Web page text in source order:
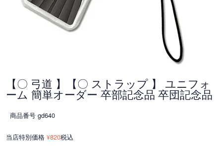
【〇 弓道 】【〇 ストラップ 】 ユニフォ
ーム 簡単オーダー 卒部記念品 卒団記念品
商品番号 gd640
当店特別価格 ¥820税込